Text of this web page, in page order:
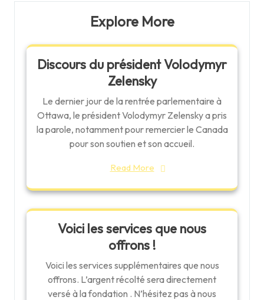
Explore More
Discours du président Volodymyr
Zelensky
Le dernier jour de la rentrée parlementaire à
Ottawa, le président Volodymyr Zelensky a pris
la parole, notamment pour remercier le Canada
pour son soutien et son accueil.
Read More
Voici les services que nous
offrons !
Voici les services supplémentaires que nous
offrons. L’argent récolté sera directement
versé à la fondation . N’hésitez pas à nous